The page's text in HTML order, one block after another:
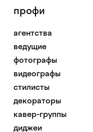
профи
агентства
ведущие
фотографы
видеографы
стилисты
декораторы
кавер-группы
диджеи